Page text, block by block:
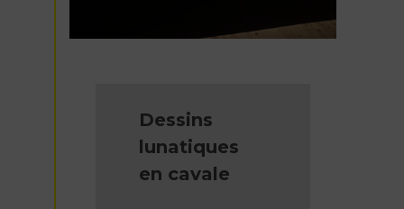
Dessins
lunatiques
en cavale